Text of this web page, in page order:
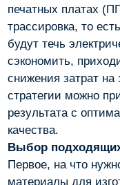
печатных платах
трассировка, то
будут течь
сэкономить,
снижения затрат на
стратегии можно
результата с
качества.
Выбор
Первое, на что
материалы для